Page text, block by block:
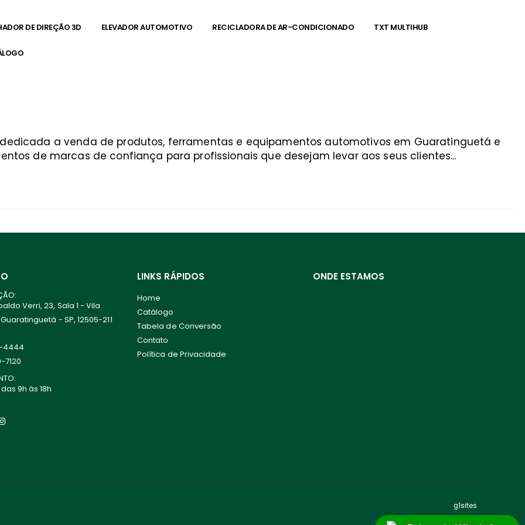
DE DIREÇÃO 3D ELEVADOR AUTOMOTIVO RECICLADORA DE AR-CONDICIONADO TXT MULTIHUB
a venda de produtos, ferramentas e equipamentos automotivos em Guaratinguetá e
de marcas de confiança para profissionais que desejam levar aos seus clientes...
Verri, 23, Sala 1 - Vila
- SP, 12505-211
4444
7120
9h às 18h
LINKS RÁPIDOS
Home
Catálogo
Tabela de Conversão
Contato
Política de Privacidade
ONDE ESTAMOS
g1sites